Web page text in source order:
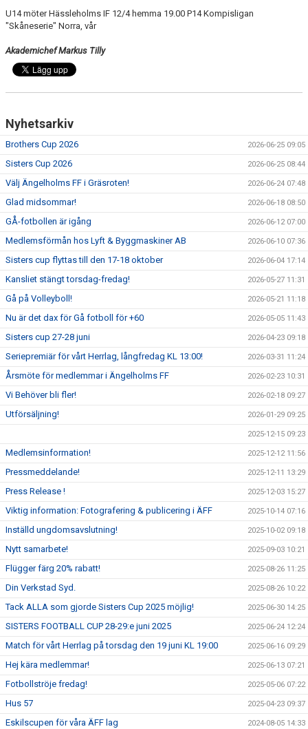
U14 möter Hässleholms IF 12/4 hemma 19.00 P14 Kompisligan
"Skåneserie" Norra, vår
Akademichef Markus Tilly
Nyhetsarkiv
Brothers Cup 2026 2026-06-25 09:05
Sisters Cup 2026 2026-06-25 08:44
Välj Ängelholms FF i Gräsroten! 2026-06-24 07:48
Glad midsommar! 2026-06-18 08:50
GÅ-fotbollen är igång 2026-06-12 07:00
Medlemsförmån hos Lyft & Byggmaskiner AB 2026-06-10 07:36
Sisters cup flyttas till den 17-18 oktober 2026-06-04 17:14
Kansliet stängt torsdag-fredag! 2026-05-27 11:31
Gå på Volleyboll! 2026-05-21 11:18
Nu är det dax för Gå fotboll för +60 2026-05-05 11:43
Sisters cup 27-28 juni 2026-04-23 09:18
Seriepremiär för vårt Herrlag, långfredag KL 13:00! 2026-03-31 11:24
Årsmöte för medlemmar i Ängelholms FF 2026-02-23 10:31
Vi Behöver bli fler! 2026-02-18 09:27
Utförsäljning! 2026-01-29 09:25
2025-12-15 09:23
Medlemsinformation! 2025-12-12 11:56
Pressmeddelande! 2025-12-11 13:29
Press Release ! 2025-12-03 15:27
Viktig information: Fotografering & publicering i ÄFF 2025-10-14 07:16
Inställd ungdomsavslutning! 2025-10-02 09:18
Nytt samarbete! 2025-09-03 10:21
Flügger färg 20% rabatt! 2025-08-26 11:25
Din Verkstad Syd. 2025-08-26 10:22
Tack ALLA som gjorde Sisters Cup 2025 möjlig! 2025-06-30 14:25
SISTERS FOOTBALL CUP 28-29:e juni 2025 2025-06-24 12:24
Match för vårt Herrlag på torsdag den 19 juni KL 19:00 2025-06-16 09:29
Hej kära medlemmar! 2025-06-13 07:21
Fotbollströje fredag! 2025-05-06 07:22
Hus 57 2025-04-23 09:37
Eskilscupen för våra ÄFF lag 2024-08-05 14:33